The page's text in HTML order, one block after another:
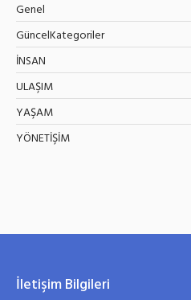
Genel
GüncelKategoriler
İNSAN
ULAŞIM
YAŞAM
YÖNETİŞİM
İletişim Bilgileri